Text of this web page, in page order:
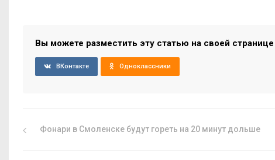
Вы можете разместить эту статью на своей странице
ВКонтакте Одноклассники
Фонари в Смоленске будут гореть на 20 минут дольше